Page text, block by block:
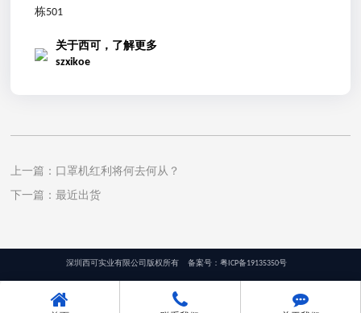
栋501
关于西可，了解更多
szxikoe
上一篇： 口罩机红利将何去何从？
下一篇：最近出货
深圳西可实业有限公司版权所有 备案号： 粤ICP备19135350号